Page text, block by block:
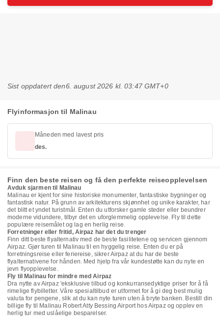
Sist oppdatert den6. august 2026 kl. 03:47 GMT+0
Flyinformasjon til Malinau
Måneden med lavest pris
des.
Finn den beste reisen og få den perfekte reiseopplevelsen
Avduk sjarmen til Malinau
Malinau er kjent for sine historiske monumenter, fantastiske bygninger og
fantastisk natur. På grunn av arkitekturens skjønnhet og unike karakter, har
det blitt et yndet turistmål. Enten du utforsker gamle steder eller beundrer
moderne vidundere, tilbyr det en uforglemmelig opplevelse. Fly til dette
populære reisemålet og lag en herlig reise.
Forretninger eller fritid, Airpaz har det du trenger
Finn ditt beste flyalternativ med de beste fasilitetene og servicen gjennom
Airpaz. Gjør turen til Malinau til en hyggelig reise. Enten du er på
forretningsreise eller feriereise, sikrer Airpaz at du har de beste
flyalternativene for hånden. Med hjelp fra vår kundestøtte kan du nyte en
jevn flyopplevelse.
Fly til Malinau for mindre med Airpaz
Dra nytte av Airpaz 'eksklusive tilbud og konkurransedyktige priser for å få
rimelige flybilletter. Våre spesialtilbud er utformet for å gi deg best mulig
valuta for pengene, slik at du kan nyte turen uten å bryte banken. Bestill din
billige fly til Malinau Robert Atty Bessing Airport hos Airpaz og opplev en
herlig tur med uslåelige besparelser.